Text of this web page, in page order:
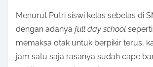
Menurut Putri siswi kelas sebelas di
dengan adanya full day school
memaksa otak untuk berpikir terus,
jam satu saja rasanya sudah cape